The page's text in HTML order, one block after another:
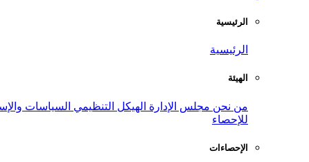
الرئيسية
الرئيسية
الهيئة
من نحن مجلس الإدارة الهيكل التنظيمي السياسات
للإحصاء
الإحصاءات